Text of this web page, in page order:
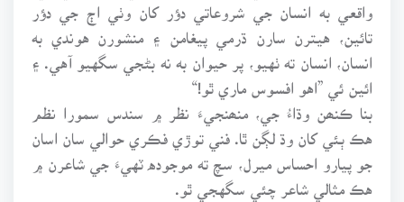
واقعي به انسان جي شروعاتي دؤر کان وٺي اڄ جي دؤر
تائين، هيترن سارن ڌرمي پيغامن ۽ منشورن هوندي به
انسان، انسان ته ٺهيو، پر حيوان به نه بڻجي سگهيو آهي. ۽
ائين ئي ”اهو افسوس ماري ٿو!“
بنا ڪنھن وڌاءُ جي، منھنجيءَ نظر ۾ سندس سمورا نظم
هڪ ٻئي کان وڌ لڳن ٿا. فني توڙي فڪري حوالي سان اسان
جو پيارو احساس ميرل، سچ ته موجوده ٽهيءَ جي شاعرن ۾
هڪ مثالي شاعر چئي سگهجي ٿو.